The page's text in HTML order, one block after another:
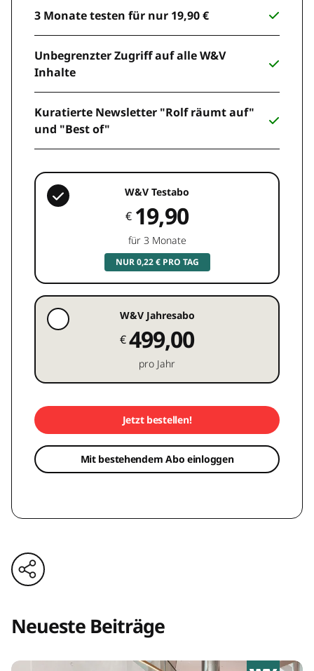
3 Monate testen für nur 19,90 €
Unbegrenzter Zugriff auf alle W&V
Inhalte
Kuratierte Newsletter "Rolf räumt auf"
und "Best of"
W&V Testabo
€ 19,90
für 3 Monate
NUR 0,22 € PRO TAG
W&V Jahresabo
€499,00
pro Jahr
Jetzt bestellen!
Mit bestehendem Abo einloggen
Neueste Beiträge